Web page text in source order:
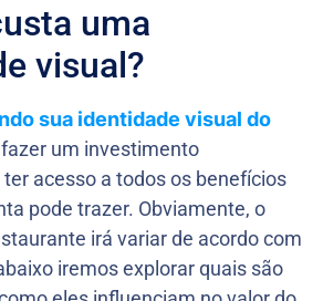
uma
visual?
sua identidade visual do
um investimento
acesso a todos os benefícios
pode trazer. Obviamente, o
irá variar de acordo com
iremos explorar quais são